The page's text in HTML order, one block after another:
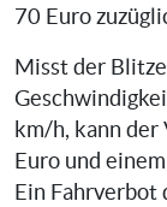
70 Euro
Misst der
km/h, kann
Euro und
Ein Fahrverbot